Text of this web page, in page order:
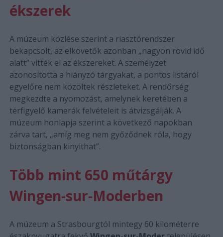
ékszerek
A múzeum közlése szerint a riasztórendszer
bekapcsolt, az elkövetők azonban „nagyon rövid idő
alatt” vitték el az ékszereket. A személyzet
azonosította a hiányzó tárgyakat, a pontos listáról
egyelőre nem közöltek részleteket. A rendőrség
megkezdte a nyomozást, amelynek keretében a
térfigyelő kamerák felvételeit is átvizsgálják. A
múzeum honlapja szerint a következő napokban
zárva tart, „amíg meg nem győződnek róla, hogy
biztonságban kinyithat”.
Több mint 650 műtárgy
Wingen-sur-Moderben
A múzeum a Strasbourgtól mintegy 60 kilométerre